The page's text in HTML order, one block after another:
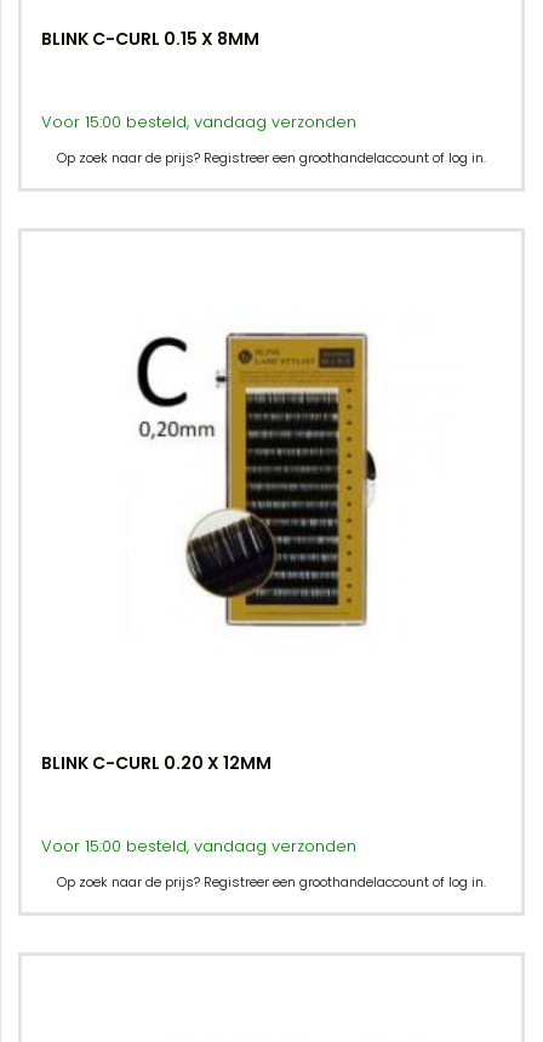
BLINK C-CURL 0.15 X 8MM
Voor 15:00 besteld, vandaag verzonden
Op zoek naar de prijs? Registreer een groothandelaccount of log in.
BLINK C-CURL 0.20 X 12MM
Voor 15:00 besteld, vandaag verzonden
Op zoek naar de prijs? Registreer een groothandelaccount of log in.